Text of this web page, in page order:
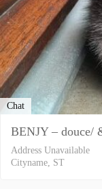
Chat
BENJY – douce/
Address Unavailable
Cityname, ST